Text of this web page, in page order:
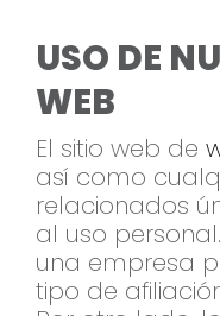
USO DE
WEB
El sitio web de
así como
relacionados
al uso
una empresa
tipo de